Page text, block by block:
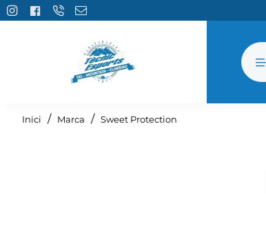
Inici homeMarca Sweet Protection